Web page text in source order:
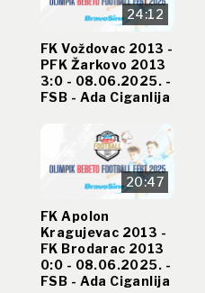
24:12
FK Voždovac 2013 -
PFK Žarkovo 2013
3:0 - 08.06.2025. -
FSB - Ada Ciganlija
20:47
FK Apolon
Kragujevac 2013 -
FK Brodarac 2013
0:0 - 08.06.2025. -
FSB - Ada Ciganlija